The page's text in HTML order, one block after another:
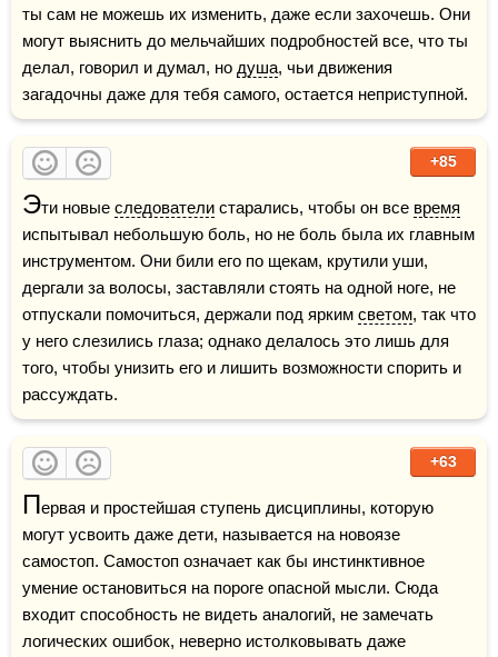
ты сам не можешь их изменить, даже если захочешь. Они
могут выяснить до мельчайших подробностей все, что ты
делал, говорил и думал, но душа, чьи движения
загадочны даже для тебя самого, остается неприступной.
+85
Эти новые следователи старались, чтобы он все время
испытывал небольшую боль, но не боль была их главным
инструментом. Они били его по щекам, крутили уши,
дергали за волосы, заставляли стоять на одной ноге, не
отпускали помочиться, держали под ярким светом, так что
у него слезились глаза; однако делалось это лишь для
того, чтобы унизить его и лишить возможности спорить и
рассуждать.
+63
Первая и простейшая ступень дисциплины, которую
могут усвоить даже дети, называется на новоязе
самостоп. Самостоп означает как бы инстинктивное
умение остановиться на пороге опасной мысли. Сюда
входит способность не видеть аналогий, не замечать
логических ошибок, неверно истолковывать даже